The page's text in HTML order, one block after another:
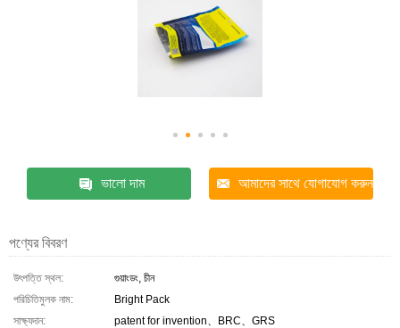
ভালো দাম আমাদের সাথে যোগাযোগ করুন
পণ্যের বিবরণ
উৎপত্তি স্থল:
গুয়াংডং, চীন
পরিচিতিমুলক নাম:
Bright Pack
সাক্ষ্যদান:
patent for invention、BRC、GRS